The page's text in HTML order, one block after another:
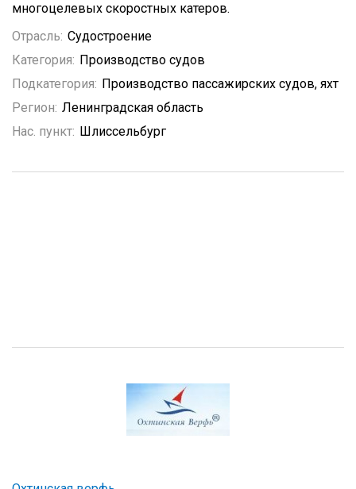
многоцелевых скоростных катеров.
Отрасль: Судостроение
Категория: Производство судов
Подкатегория: Производство пассажирских судов, яхт
Регион: Ленинградская область
Нас. пункт: Шлиссельбург